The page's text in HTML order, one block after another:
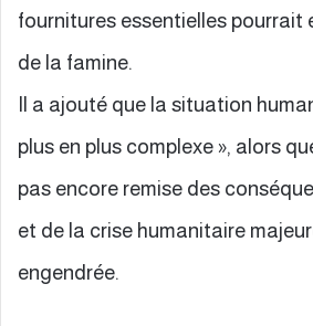
fournitures essentielles pourrait
de la famine.
Il a ajouté que la situation
plus en plus complexe », alors
pas encore remise des
et de la crise humanitaire
engendrée.